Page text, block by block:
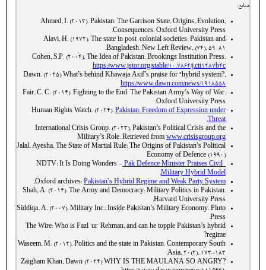
منابع:
Ahmed, I. (2013). Pakistan: The Garrison State, Origins, Evolution,
Consequences. Oxford University Press.
Alavi, H. (1972). The state in post-colonial societies: Pakistan and
Bangladesh. New Left Review, (74), 59-81.
Cohen, S.P. (2004). The Idea of Pakistan. Brookings Institution Press.
https://www.jstor.org/stable/10.7864/j.ctt1287b4c
Dawn. (2025) What’s behind Khawaja Asif’s praise for “hybrid system?,
https://www.dawn.com/news/1918558
Fair, C. C. (2014). Fighting to the End: The Pakistan Army’s Way of War.
Oxford University Press.
Human Rights Watch. (2024). Pakistan: Freedom of Expression under
Threat.
International Crisis Group. (2023). Pakistan’s Political Crisis and the
Military’s Role. Retrieved from www.crisisgroup.org
Jalal, Ayesha. The State of Martial Rule: The Origins of Pakistan’s Political
Economy of Defence (1990)
NDTV: It Is Doing Wonders – Pak Defence Minister Praises Civil-
Military Hybrid Model
,
Oxford archives: Pakistan’s Hybrid Regime and Weak Party System,
Shah, A. (2014). The Army and Democracy: Military Politics in Pakistan.
Harvard University Press.
Siddiqa, A. (2007). Military Inc.: Inside Pakistan’s Military Economy. Pluto
Press.
The Wire: Who is Fazl-ur-Rehman, and can he topple Pakistan’s hybrid
regime?
Waseem, M. (2012). Politics and the state in Pakistan. Contemporary South
Asia, 20(2), 173–183.
Zaigham Khan, Dawn (2024) WHY IS THE MAULANA SO ANGRY?